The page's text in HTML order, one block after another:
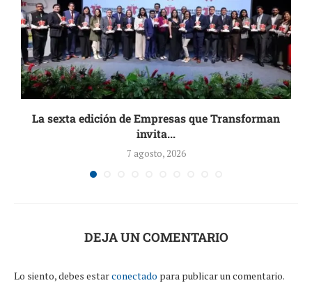
La sexta edición de Empresas que Transforman
invita...
7 agosto, 2026
DEJA UN COMENTARIO
Lo siento, debes estarconectado para publicar un comentario.